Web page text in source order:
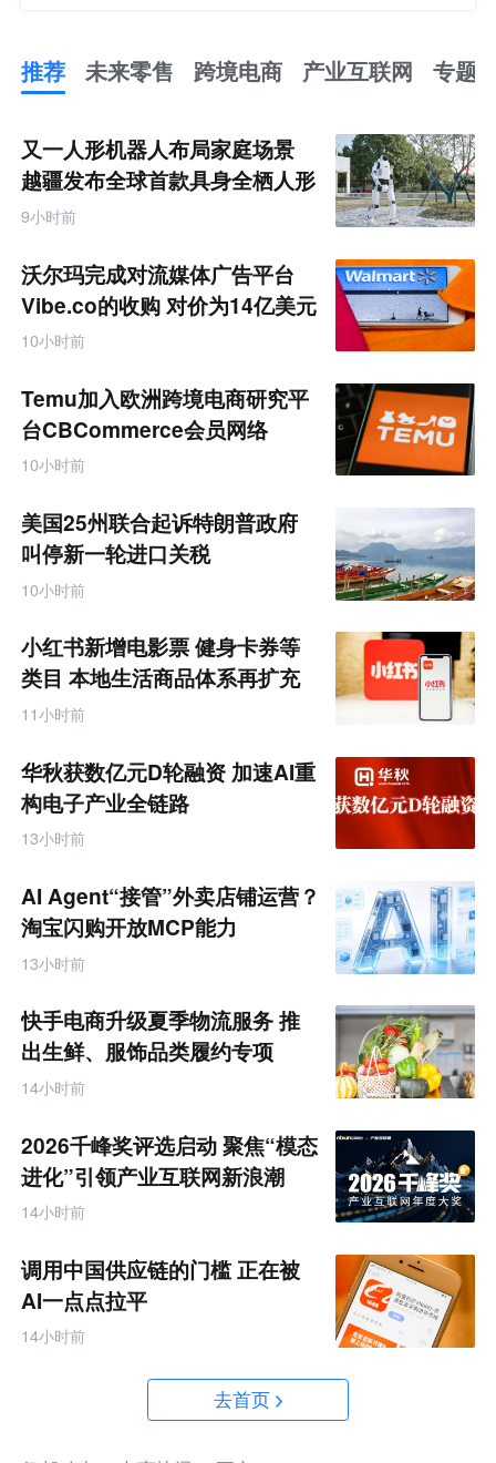
推荐 未来零售 跨境电商 产业互联网 专题
未
来
零
售
跨
境
商
产
业
互
联
网
又一人形机器人布局家庭场景
越疆发布全球首款具身全栖人形
机器人
9小时前
沃尔玛完成对流媒体广告平台
Vibe.co的收购 对价为14亿美元
10小时前
Temu加入欧洲跨境电商研究平
台CBCommerce会员网络
10小时前
美国25州联合起诉特朗普政府
叫停新一轮进口关税
10小时前
小红书新增电影票 健身卡券等
类目 本地生活商品体系再扩充
11小时前
华秋获数亿元D轮融资 加速AI重
构电子产业全链路
13小时前
AI Agent“接管”外卖店铺运营？
淘宝闪购开放MCP能力
13小时前
快手电商升级夏季物流服务 推
出生鲜、服饰品类履约专项
14小时前
2026千峰奖评选启动 聚焦“模态
进化”引领产业互联网新浪潮
14小时前
调用中国供应链的门槛 正在被
AI一点点拉平
14小时前
去首页